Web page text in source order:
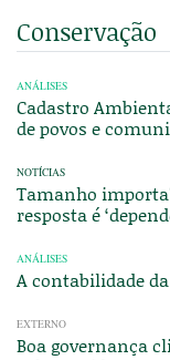
Conservação
ANÁLISES
Cadastro
de povos e
NOTÍCIAS
Tamanho
resposta é
ANÁLISES
A contabilidade
EXTERNO
Boa governança